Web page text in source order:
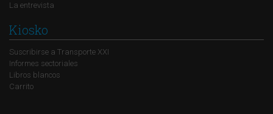
La entrevista
Kiosko
Suscribirse a Transporte XXI
Informes sectoriales
Libros blancos
Carrito